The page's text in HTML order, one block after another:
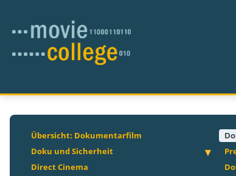
Übersicht: Dokumentarfilm
Doku und Sicherheit
Direct Cinema